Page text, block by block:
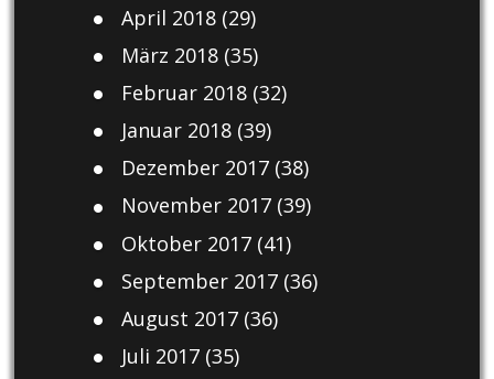
April 2018(29)
März 2018(35)
Februar 2018(32)
Januar 2018(39)
Dezember 2017(38)
November 2017(39)
Oktober 2017(41)
September 2017(36)
August 2017(36)
Juli 2017(35)